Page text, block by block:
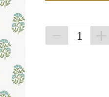
1